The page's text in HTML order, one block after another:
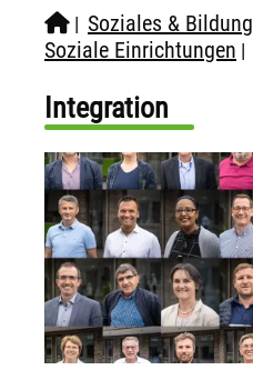
| Soziales & Bildung
Soziale Einrichtungen |
Integration